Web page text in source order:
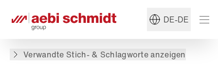
DE-DE
Verwandte Stich- & Schlagworte anzeigen
#IntelliOPS